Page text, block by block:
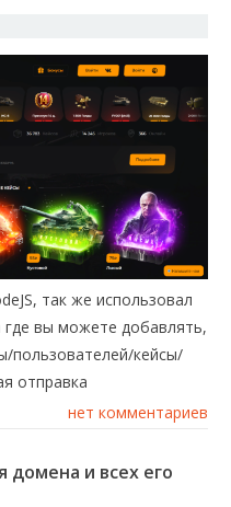
так же использовал
вы можете добавлять,
пользователей/кейсы/
отправка
нет комментариев
домена и всех его